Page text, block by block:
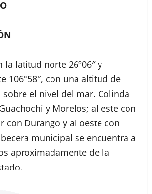
la latitud norte 26º06″ y
106°58″, con una altitud de
sobre el nivel del mar. Colinda
y Morelos; al este con
con Durango y al oeste con
municipal se encuentra a
aproximadamente de la